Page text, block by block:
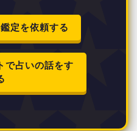
定を依頼する
で占いの話をす